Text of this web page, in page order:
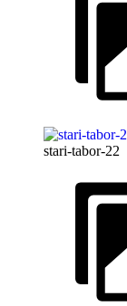
stari-tabor-22